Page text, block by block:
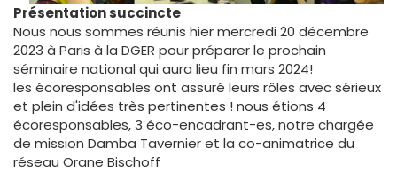
Présentation succincte
Nous nous sommes réunis hier mercredi 20 décembre
2023 à Paris à la DGER pour préparer le prochain
séminaire national qui aura lieu fin mars 2024!
les écoresponsables ont assuré leurs rôles avec sérieux
et plein d'idées très pertinentes ! nous étions 4
écoresponsables, 3 éco-encadrant-es, notre chargée
de mission Damba Tavernier et la co-animatrice du
réseau Orane Bischoff